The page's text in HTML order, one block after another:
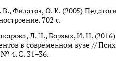
В., Филатов, О. К. (2005)
702 с.
Л. Н., Борзых, И. Н.
в современном вузе //
№ 4. С. 31–36.